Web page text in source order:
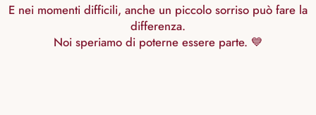
E nei momenti difficili, anche un piccolo sorriso può fare la
differenza.
Noi speriamo di poterne essere parte. 💙